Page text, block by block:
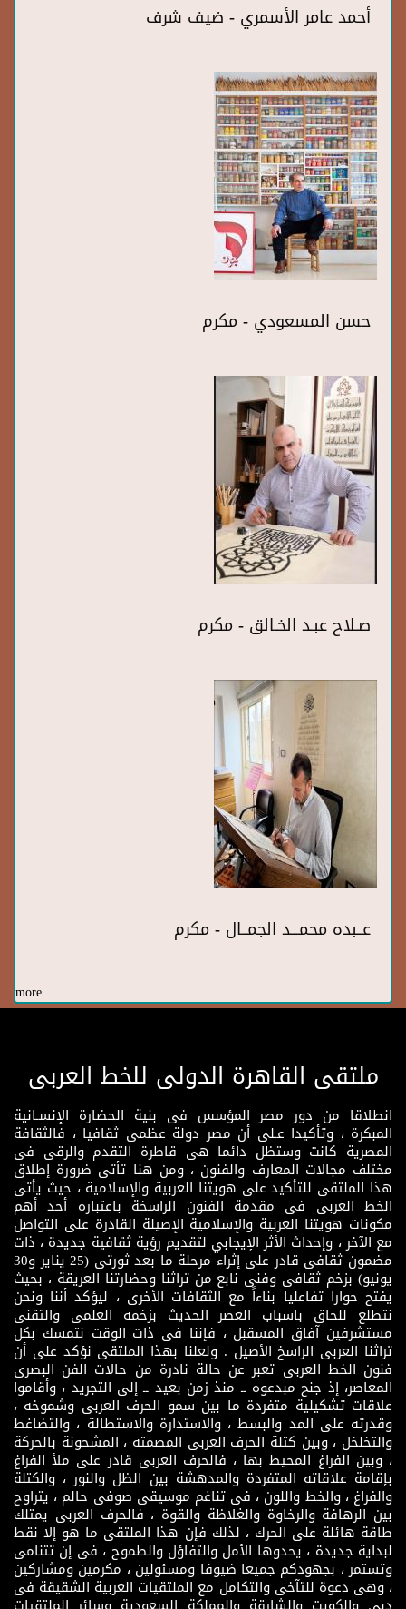
أحمد عامر الأسمري - ضيف شرف
حسن المسعودي - مكرم
صـلاح عبـد الخـالق - مكرم
عــبده محمـــد الجمــال - مكرم
more
ملتقى القاهرة الدولى للخط العربى
انطلاقا من دور مصر المؤسس فى بنية الحضارة الإنسـانية
المبكرة ، وتأكيدا عـلى أن مصر دولة عظمى ثقافيا ، فالثقافة
المصرية كانت وستظل دائما هى قاطرة التقدم والرقى فى
مختلف مجالات المعارف والفنون ، ومن هنا تأتى ضرورة إطلاق
هذا الملتقى للتأكيد على هويتنا العربية والإسلامية ، حيث يأتى
الخط العربى فى مقدمة الفنون الراسخة باعتباره أحد أهم
مكونات هويتنا العربية والإسلامية الإصيلة القادرة على التواصل
مع الآخر ، وإحداث الأثر الإيجابي لتقديم رؤية ثقافية جديدة ، ذات
مضمون ثقافى قادر على إثراء مرحلة ما بعد ثورتى (25 يناير و30
يونيو) بزخم ثقافى وفنى نابع من تراثنا وحضارتنا العريقة ، بحيث
يفتح حوارا تفاعليا بناءاً مع الثقافات الأخرى ، ليؤكد أننا ونحن
نتطلع للحاق باسباب العصر الحديث بزخمه العلمى والتقنى
مستشرفين آفاق المسقبل ، فإننا فى ذات الوقت نتمسك بكل
تراثنا العربى الراسخ الأصيل . ولعلنا بهذا الملتقى نؤكد على أن
فنون الخط العربى تعبر عن حالة نادرة من حالات الفن البصرى
المعاصر، إذ جنح مبدعوه ــ منذ زمن بعيد ــ إلى التجريد ، وأقاموا
علاقات تشكيلية متفردة ما بين سمو الحرف العربى وشموخه ،
وقدرته على المد والبسط ، والاستدارة والاستطالة ، والتضاغط
والتخلخل ، وبين كتلة الحرف العربى المصمته ، المشحونة بالحركة
، وبين الفراغ المحيط بها ، فالحرف العربى قادر على ملأ الفراغ
بإقامة علاقاته المتفردة والمدهشة بين الظل والنور ، والكتلة
والفراغ ، والخط واللون ، فى تناغم موسيقى صوفى حالم ، يتراوح
بين الرهافة والرخاوة والغلاظة والقوة ، فالحرف العربى يمتلك
طاقة هائلة على الحرك ، لذلك فإن هذا الملتقى ما هو إلا نقط
لبداية جديدة ، يحدوها الأمل والتفاؤل والطموح ، فى إن تتنامى
وتستمر ، بجهودكم جميعا ضيوفا ومسئولين ، مكرمين ومشاركين
، وهى دعوة للتآخى والتكامل مع الملتقيات العربية الشقيقة فى